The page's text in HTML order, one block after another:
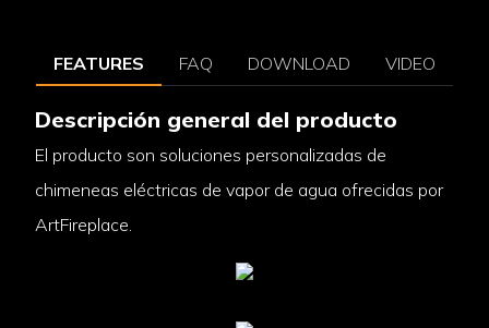
FEATURES FAQ DOWNLOAD VIDEO
Descripción general del producto
El producto son soluciones personalizadas de
chimeneas eléctricas de vapor de agua ofrecidas por
ArtFireplace.